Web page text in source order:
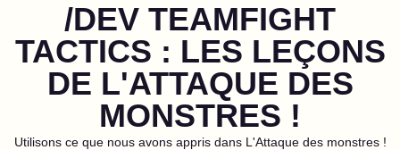
/DEV TEAMFIGHT
TACTICS : LES LEÇONS
DE L'ATTAQUE DES
MONSTRES !
Utilisons ce que nous avons appris dans L'Attaque des monstres !